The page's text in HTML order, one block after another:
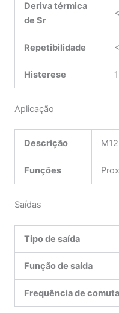
Deriva térmica
de Sr
Repetibilidade
Histerese
Aplicação
Descrição
Funções
Saídas
Tipo de saída
Função de saída
Frequência de